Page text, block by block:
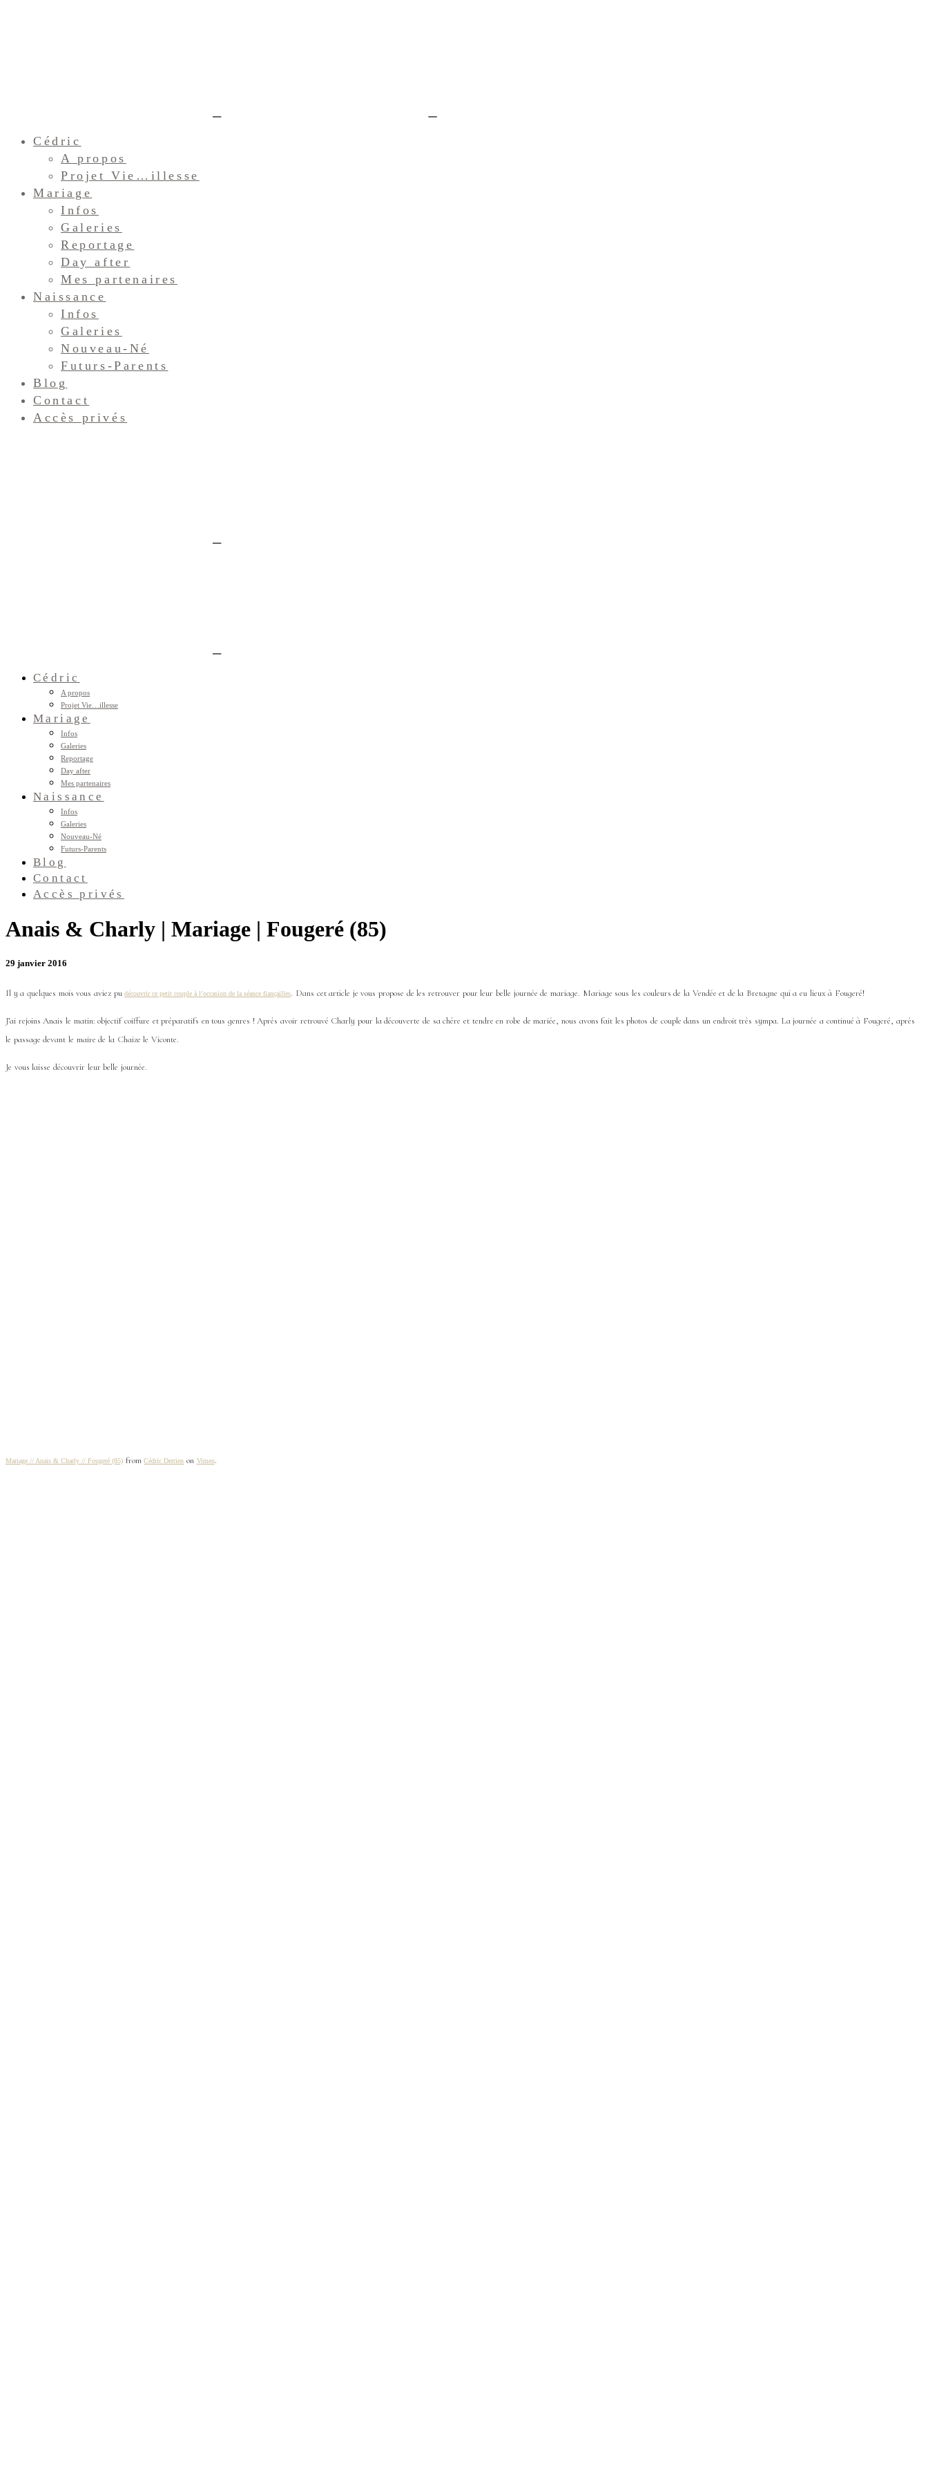
Cédric
A propos
Projet Vie…illesse
Mariage
Infos
Galeries
Reportage
Day after
Mes partenaires
Naissance
Infos
Galeries
Nouveau-Né
Futurs-Parents
Blog
Contact
Accès privés
Cédric
A propos
Projet Vie…illesse
Mariage
Infos
Galeries
Reportage
Day after
Mes partenaires
Naissance
Infos
Galeries
Nouveau-Né
Futurs-Parents
Blog
Contact
Accès privés
Anais & Charly | Mariage | Fougeré (85)
29 janvier 2016
Il y a quelques mois vous aviez pudécouvrir ce petit couple à l’occasion de la séance fiançailles. Dans cet article je vous propose de les retrouver pour leur belle journée de mariage. Mariage sous les couleurs de la Vendée et de la Bretagne qui a eu lieux à Fougeré!
J’ai rejoins Anais le matin: objectif coiffure et préparatifs en tous genres ! Après avoir retrouvé Charly pour la découverte de sa chère et tendre en robe de mariée, nous avons fait les photos de couple dans un endroit très sympa. La journée a continué à Fougeré, après
le passage devant le maire de la Chaize le Viconte.
Je vous laisse découvrir leur belle journée.
Mariage // Anais & Charly // Fougeré (85) fromCédric Derrien on Vimeo.